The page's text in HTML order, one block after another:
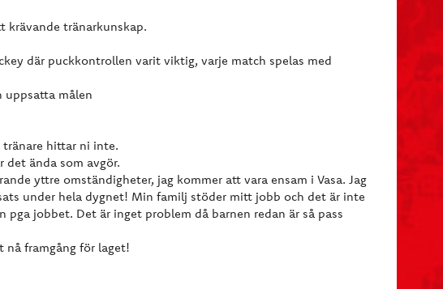
krävande tränarkunskap.
där puckkontrollen varit viktig, varje match spelas med
målen
tränare hittar ni inte.
det ända som avgör.
yttre omständigheter, jag kommer att vara ensam i Vasa. Jag
under hela dygnet! Min familj stöder mitt jobb och det är inte
pga jobbet. Det är inget problem då barnen redan är så pass
nå framgång för laget!